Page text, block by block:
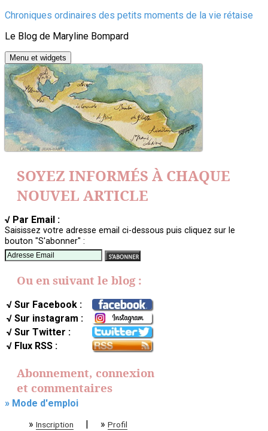
Aller
contenu
Chroniques ordinaires des petits moments de la vie rétaise
Le Blog de Maryline Bompard
Menu et widgets
SOYEZ INFORMÉS À CHAQUE
NOUVEL ARTICLE
√ Par Email :
Saisissez votre adresse email ci-dessous puis cliquez sur le
bouton "S'abonner" :
Ou en suivant le blog :
√ Sur Facebook :
√ Sur instagram :
√ Sur Twitter :
√ Flux RSS :
Abonnement, connexion
et commentaires
» Mode d'emploi
» Inscription | » Profil